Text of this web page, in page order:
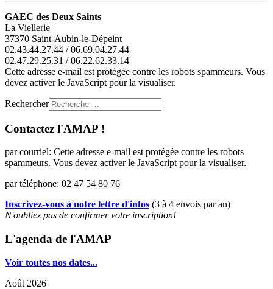
GAEC des Deux Saints
La Viellerie
37370 Saint-Aubin-le-Dépeint
02.43.44.27.44 / 06.69.04.27.44
02.47.29.25.31 / 06.22.62.33.14
Cette adresse e-mail est protégée contre les robots spammeurs. Vous
devez activer le JavaScript pour la visualiser.
Rechercher
Contactez l'AMAP !
par courriel: Cette adresse e-mail est protégée contre les robots
spammeurs. Vous devez activer le JavaScript pour la visualiser.
par téléphone: 02 47 54 80 76
Inscrivez-vous à notre lettre d'infos (3 à 4 envois par an)
N'oubliez pas de confirmer votre inscription!
L'agenda de l'AMAP
Voir toutes nos dates...
Août 2026